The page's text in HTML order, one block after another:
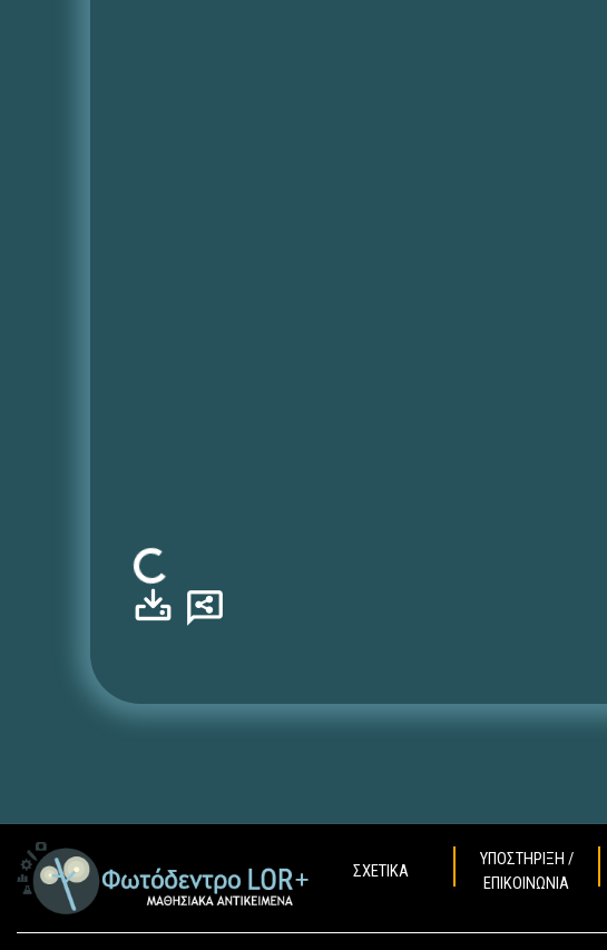
Φόρτωση...
ΣΧΕΤΙΚΑ
ΥΠΟΣΤΗΡΙΞΗ /
ΕΠΙΚΟΙΝΩΝΙΑ